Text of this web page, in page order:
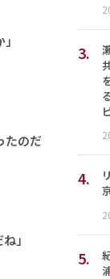
たのだ
」
3.
4.
5.